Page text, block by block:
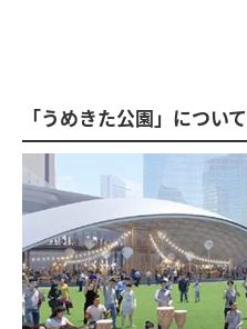
「うめきた公園」について